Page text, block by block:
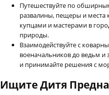
Путешествуйте по
развалины, пещеры и места
купцами и мастерами в
природы.
Взаимодействуйте с
военачальников до ведьм и
и принимайте решения с
Ищите Дитя